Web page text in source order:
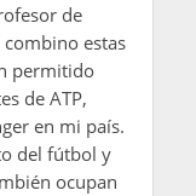
de
combino estas
permitido
de ATP,
en mi país.
del fútbol y
ocupan